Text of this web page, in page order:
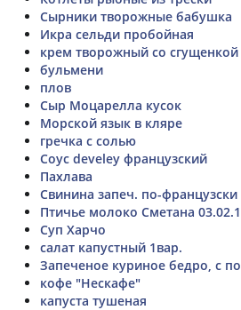
Сырники творожные бабушка
Икра сельди пробойная
крем творожный со сгущенкой
бульмени
плов
Сыр Моцарелла кусок
Морской язык в кляре
гречка с солью
Соус develey французский
Пахлава
Свинина запеч. по-французски
Птичье молоко Сметана
Суп Харчо
салат капустный 1вар.
Запеченое куриное бедро, с
кофе "Нескафе"
капуста тушеная